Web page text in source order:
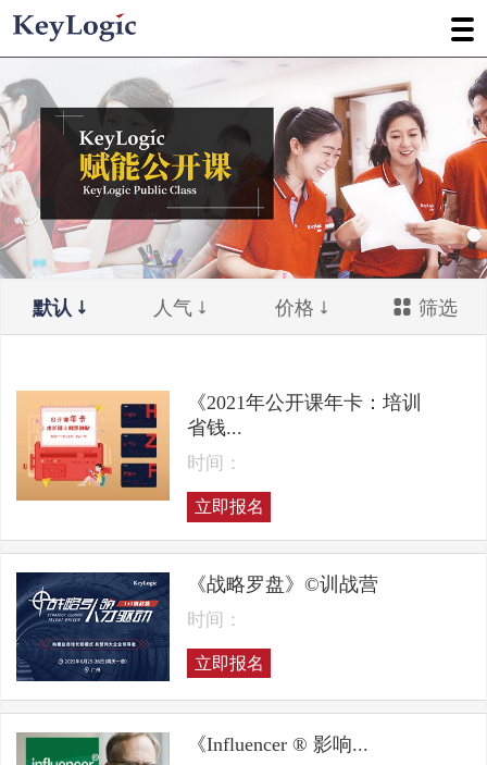
默认 人气 价格 筛选
《2021年公开课年卡：培训
省钱...
时间：
立即报名
《战略罗盘》©训战营
时间：
立即报名
《Influencer ® 影响...